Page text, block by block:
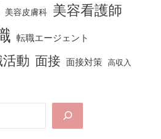
美容皮膚科 美容看護師
転職エージェント
動 面接 面接対策 高収入